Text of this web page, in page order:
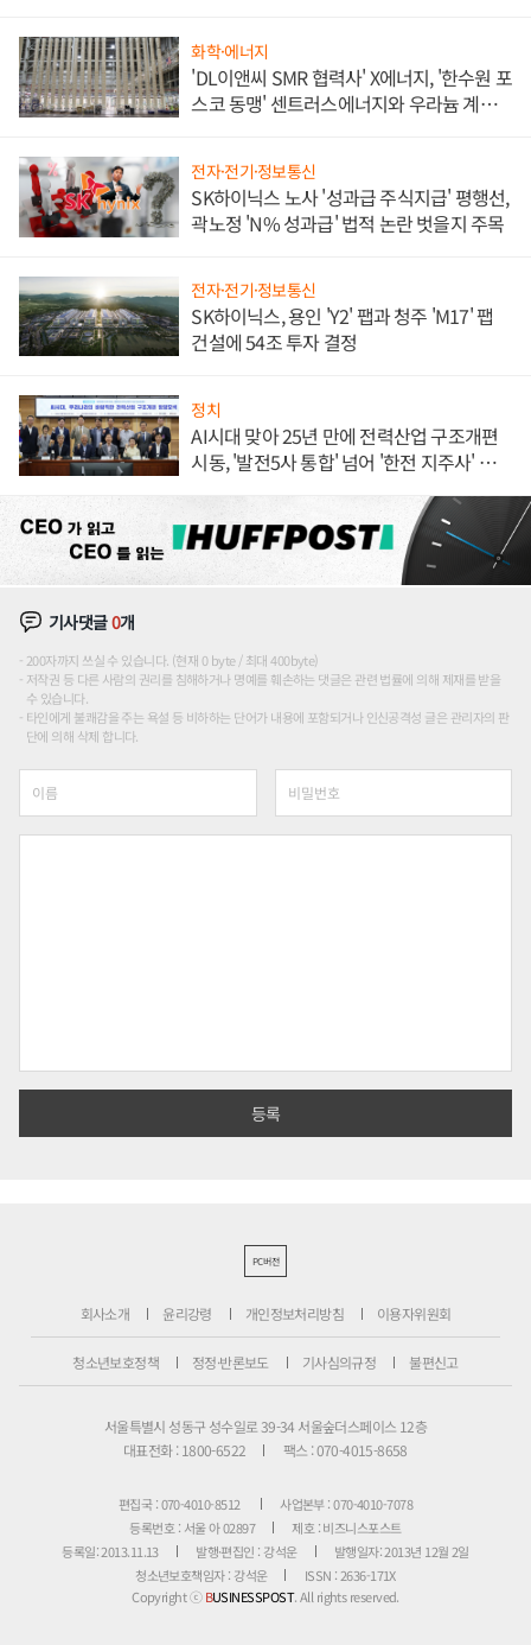
화학·에너지
'DL이앤씨 SMR 협력사' X에너지, '한수원 포
스코 동맹' 센트러스에너지와 우라늄 계약
전자·전기·정보통신
SK하이닉스 노사 '성과급 주식지급' 평행선,
곽노정 'N% 성과급' 법적 논란 벗을지 주목
전자·전기·정보통신
SK하이닉스, 용인 'Y2' 팹과 청주 'M17' 팹
건설에 54조 투자 결정
정치
AI시대 맞아 25년 만에 전력산업 구조개편
시동, '발전5사 통합' 넘어 '한전 지주사' 재편
기사댓글0개
200자까지 쓰실 수 있습니다. (현재 0 byte / 최대 400byte)
저작권 등 다른 사람의 권리를 침해하거나 명예를 훼손하는 댓글은 관련 법률에 의해 제재를 받을
수 있습니다.
타인에게 불쾌감을 주는 욕설 등 비하하는 단어가 내용에 포함되거나 인신공격성 글은 관리자의 판
단에 의해 삭제 합니다.
PC버전
회사소개 윤리강령 개인정보처리방침 이용자위원회
청소년보호정책 정정·반론보도 기사심의규정 불편신고
서울특별시 성동구 성수일로 39-34 서울숲더스페이스 12층
대표전화 : 1800-6522
팩스 : 070-4015-8658
편집국 : 070-4010-8512
사업본부 : 070-4010-7078
등록번호 : 서울 아 02897
제호 : 비즈니스포스트
등록일: 2013.11.13
발행·편집인 : 강석운
발행일자: 2013년 12월 2일
청소년보호책임자 : 강석운
ISSN : 2636-171X
Copyright ⓒBUSINESSPOST. All rights reserved.